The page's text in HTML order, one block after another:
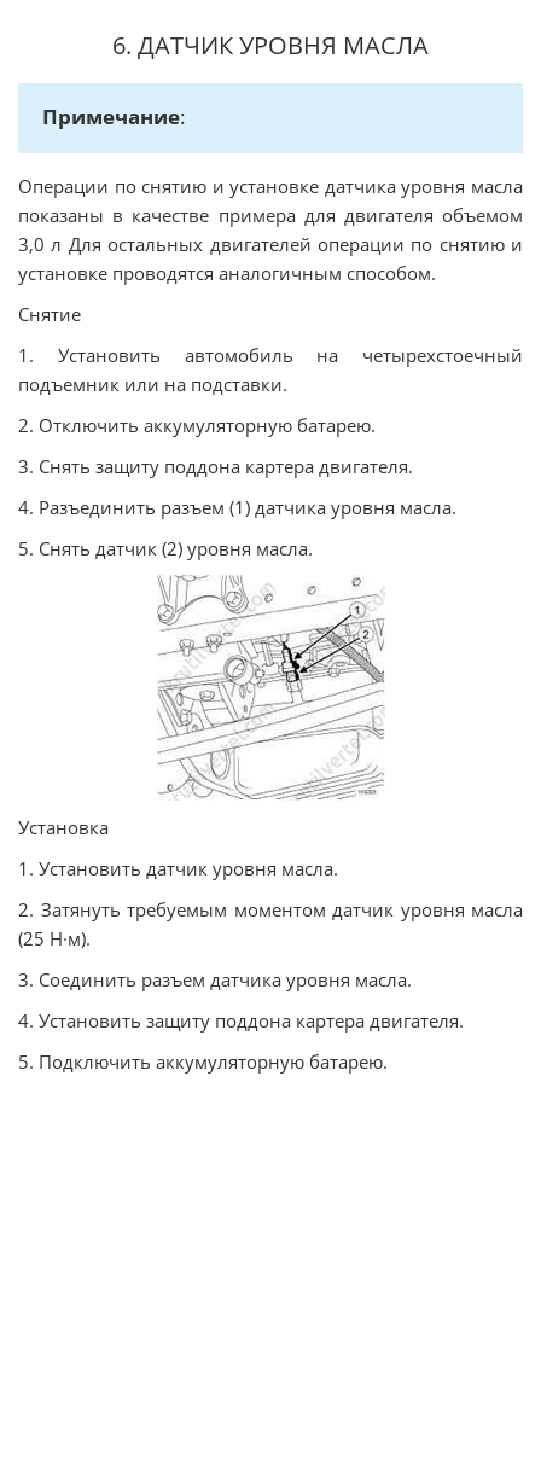
6. ДАТЧИК УРОВНЯ МАСЛА
Примечание:
Операции по снятию и установке датчика уровня масла
показаны в качестве примера для двигателя объемом
3,0 л Для остальных двигателей операции по снятию и
установке проводятся аналогичным способом.
Снятие
1. Установить автомобиль на четырехстоечный
подъемник или на подставки.
2. Отключить аккумуляторную батарею.
3. Снять защиту поддона картера двигателя.
4. Разъединить разъем (1) датчика уровня масла.
5. Снять датчик (2) уровня масла.
Установка
1. Установить датчик уровня масла.
2. Затянуть требуемым моментом датчик уровня масла
(25 Н·м).
3. Соединить разъем датчика уровня масла.
4. Установить защиту поддона картера двигателя.
5. Подключить аккумуляторную батарею.